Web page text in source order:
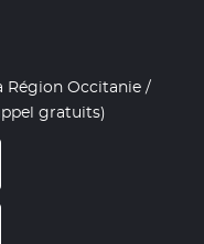
Région Occitanie /
gratuits)